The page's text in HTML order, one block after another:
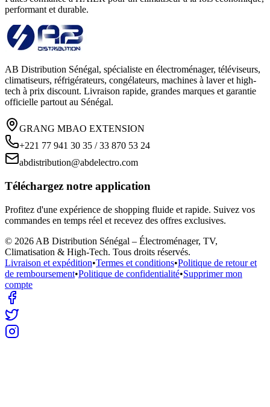
performant et durable.
AB Distribution Sénégal, spécialiste en électroménager, téléviseurs,
climatiseurs, réfrigérateurs, congélateurs, machines à laver et high-
tech à prix discount. Livraison rapide, grandes marques et garantie
officielle partout au Sénégal.
GRANG MBAO EXTENSION
+221 77 941 30 35 / 33 870 53 24
abdistribution@abdelectro.com
Téléchargez notre application
Profitez d'une expérience de shopping fluide et rapide. Suivez vos
commandes en temps réel et recevez des offres exclusives.
© 2026 AB Distribution Sénégal – Électroménager, TV,
Climatisation & High-Tech. Tous droits réservés.
Livraison et expédition•Termes et conditions•Politique de retour et
de remboursement•Politique de confidentialité•Supprimer mon
compte